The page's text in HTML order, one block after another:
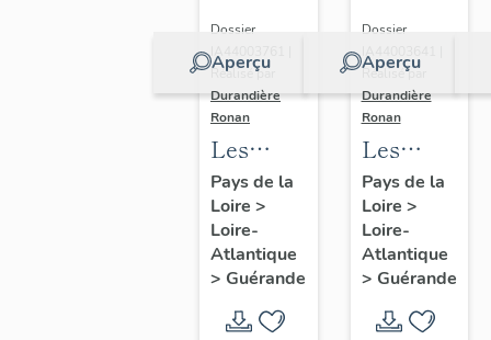
Aperçu
Dossier
IA44003761 |
Réalisé par
Durandière
Ronan
Les
châteaux
et
manoirs
de
Guérande
Pays de la
Loire >
Loire-
Atlantique
> Guérande
Aperçu
Dossier
IA44003641 |
Réalisé par
Durandière
Ronan
Les
blockhaus
de
Guérande
Pays de la
Loire >
Loire-
Atlantique
> Guérande